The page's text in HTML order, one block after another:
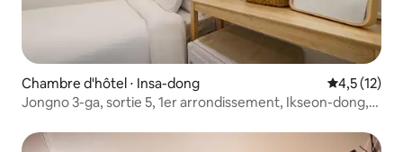
Chambre d'hôtel ⋅ Insa-dong Évaluation
4,5 (12)
Jongno 3-ga, sortie 5, 1er arrondissement, Ikseon-dong,